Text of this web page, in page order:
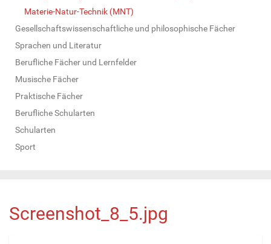
Materie-Natur-Technik (MNT)
Gesellschaftswissenschaftliche und philosophische Fächer
Sprachen und Literatur
Berufliche Fächer und Lernfelder
Musische Fächer
Praktische Fächer
Berufliche Schularten
Schularten
Sport
Screenshot_8_5.jpg